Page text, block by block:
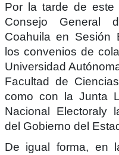
Por la tarde de este
Consejo General
Coahuila en Sesión
los convenios de
Universidad
Facultad de
como con la Junta
Nacional Electoraly
del Gobierno del
De igual forma, en